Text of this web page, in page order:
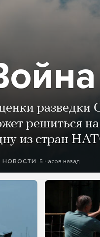
решиться
из стран
НОВОСТИ 5 часов назад